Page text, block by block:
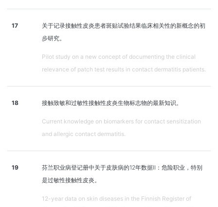
17
关于记录接触性皮炎患者斑贴试验结果临床相关性的新概念的初
步研究。
Pilot study on a new concept of documenting the clinical
relevance of patch test results in contact dermatitis patients.
18 接触致敏和过敏性接触性皮炎生物标志物的最新知识。
Current knowledge on biomarkers for contact sensitization
and allergic contact dermatitis.
19
芬兰职业病登记册中关于皮肤病的12年数据II：危险职业，特别
是过敏性接触性皮炎。
12-year data on skin diseases in the Finnish Register of